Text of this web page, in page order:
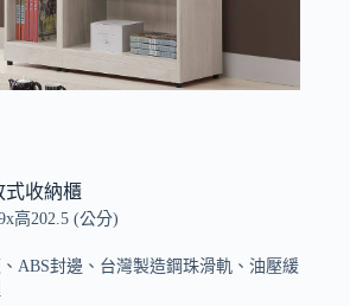
式收納櫃
高202.5 (公分)
ABS封邊、台灣製造鋼珠滑軌、油壓緩